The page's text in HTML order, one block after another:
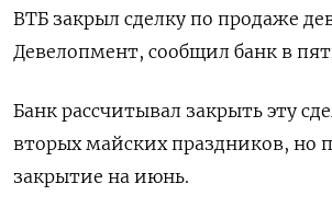
ВТБ закрыл сделку по продаже
Девелопмент, сообщил банк в
Банк рассчитывал закрыть эту
вторых ‌майских праздников, но
закрытие на июнь.